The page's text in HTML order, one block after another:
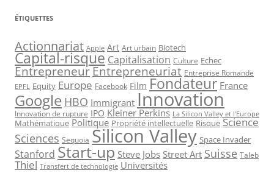
ÉTIQUETTES
Actionnariat Apple Art Art urbain Biotech
Capital-risque Capitalisation Culture Echec
EntrepreneurEntrepreneuriat Entreprise Romande
EPFL Equity Europe Facebook Film Fondateur France
Google HBO Immigrant Innovation
Innovation de rupture IPO Kleiner Perkins La Silicon Valley et l'Europe
Mathématique Politique Propriété intellectuelle Risque Science
Sciences Sequoia Silicon Valley Space Invader
Stanford Start-up Steve Jobs Street Art Suisse Taleb
Thiel Transfert de technologie Universités